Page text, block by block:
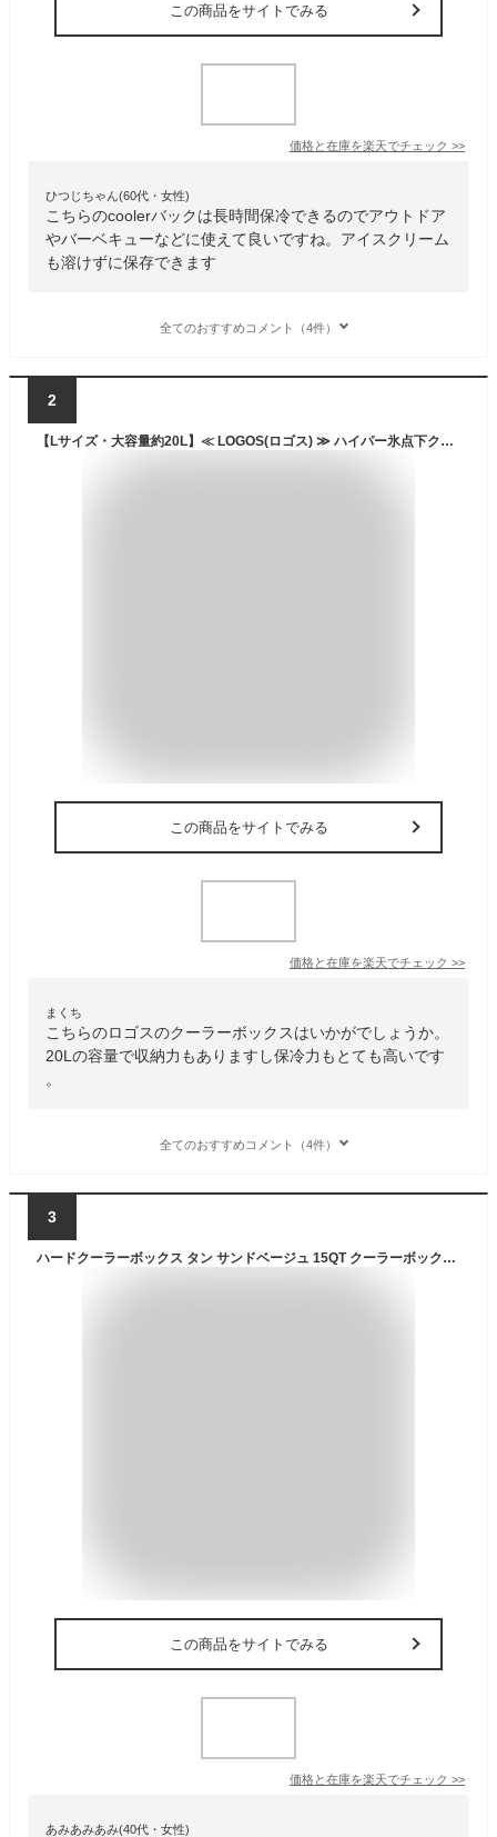
この商品をサイトでみる
価格と在庫を楽天でチェック >>
ひつじちゃん(60代・女性)
こちらのcoolerバックは長時間保冷できるのでアウトドア
やバーベキューなどに使えて良いですね。アイスクリーム
も溶けずに保存できます
全てのおすすめコメント（4件）
2
【Lサイズ・大容量約20L】≪ LOGOS(ロゴス) ≫ ハイパー氷点下クーラーボックス 驚異の保冷力とペットボトル500mlが16本収納可能な収納力！！ キャンプやレジャー、運動会などのイベント行事に最適♪ (81670080)
この商品をサイトでみる
価格と在庫を楽天でチェック >>
まくち
こちらのロゴスのクーラーボックスはいかがでしょうか。
20Lの容量で収納力もありますし保冷力もとても高いです
。
全てのおすすめコメント（4件）
3
ハードクーラーボックス タン サンドベージュ 15QT クーラーボックス 保証180日 保冷2-3日前後 ハードクーラーボックス チル アンプラグドキャンプ UNPLUGGED CP CHILL 小さい 小型 釣り 保冷力 15L 15リットル あす楽
この商品をサイトでみる
価格と在庫を楽天でチェック >>
あみあみあみ(40代・女性)